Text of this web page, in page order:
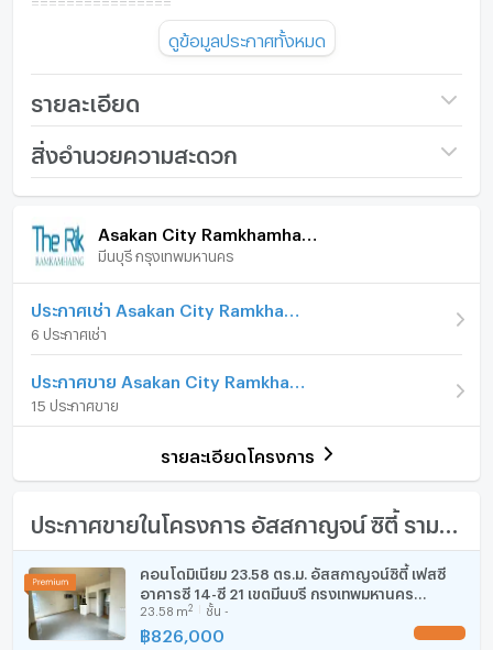
FOR MORE INQUIRY OR VIEWING PLEASE CONTACT
The One Residence Co.,Ltd.
Tel : +66994692874
Line : @013hguvu
Email :oneresidenceth@gmail.com
ดูข้อมูลประกาศทั้งหมด
รายละเอียด
ชื่อโครงการ
Asakan City
รูปแบบห้อง 1 ห้องนอน
7
จำนวนห้องน้ำ
สิ่งอำนวยความสะดวก
ภายในห้อง ภายในโครงการ
เฟอร์นิเจอร์
โทรศัพท์บ้าน
เครื่องทำน้ำร้อน/น้ำอุ่น
ประตูห้องระบบ digital lock
ตู้เย็น
เครื่องดูดควัน
มีนบุรี กรุงเทพมหานคร
6 ประกาศเช่า
15 ประกาศขาย
รายละเอียดโครงการ
คอนโดมิเนียม 23.58 ตร.ม. อัสสกาญจน์ซิตี้ เฟสซี
อาคารซี 14-ซี 21 เขตมีนบุรี กรุงเทพมหานคร
826,000
23.58 m2 ชั้น -
฿826,000